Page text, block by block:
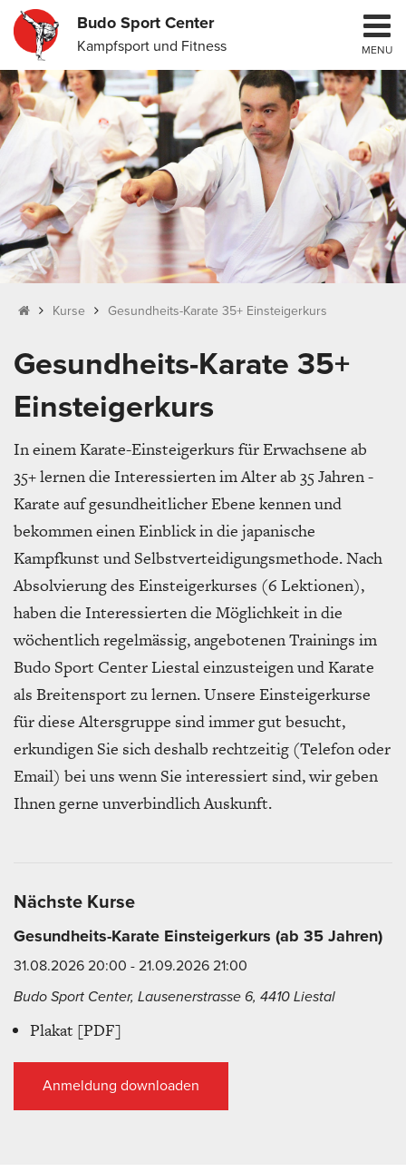
Budo Sport Center
Kampfsport und Fitness MENU
Kurse Gesundheits-Karate 35+ Einsteigerkurs
Gesundheits-Karate 35+
Einsteigerkurs
In einem Karate-Einsteigerkurs für Erwachsene ab
35+ lernen die Interessierten im Alter ab 35 Jahren -
Karate auf gesundheitlicher Ebene kennen und
bekommen einen Einblick in die japanische
Kampfkunst und Selbstverteidigungsmethode. Nach
Absolvierung des Einsteigerkurses (6 Lektionen),
haben die Interessierten die Möglichkeit in die
wöchentlich regelmässig, angebotenen Trainings im
Budo Sport Center Liestal einzusteigen und Karate
als Breitensport zu lernen. Unsere Einsteigerkurse
für diese Altersgruppe sind immer gut besucht,
erkundigen Sie sich deshalb rechtzeitig (Telefon oder
Email) bei uns wenn Sie interessiert sind, wir geben
Ihnen gerne unverbindlich Auskunft.
Nächste Kurse
Gesundheits-Karate Einsteigerkurs (ab 35 Jahren)
31.08.2026 20:00 - 21.09.2026 21:00
Budo Sport Center, Lausenerstrasse 6, 4410 Liestal
Plakat [PDF]
Anmeldung downloaden